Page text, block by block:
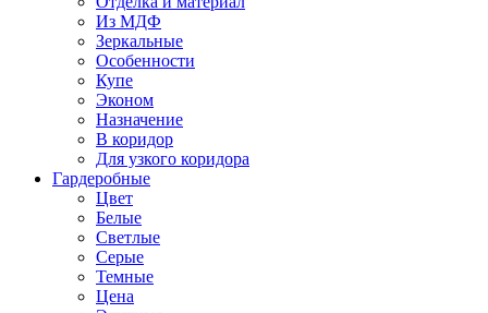
Из МДФ
Зеркальные
Особенности
Купе
Эконом
Назначение
В коридор
Для узкого коридора
Гардеробные
Цвет
Белые
Светлые
Серые
Темные
Цена